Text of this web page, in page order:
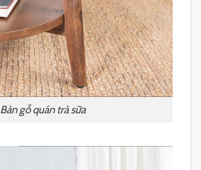
Bàn gỗ quán trà sữa